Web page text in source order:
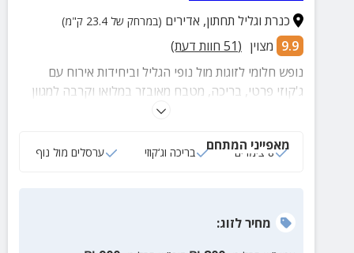
כנרת וגליל תחתון, אדירים (במרחק של 23.4 ק"מ)
9.9 מצוין (
51 חוות דעת)
נופש חלומי לזוגות מול נופי הגליל וביחידות אירוח עם
ג'קוזי פרטי, בריכה, מטבח מאובזר במלואו וקרבה למגוון
מאפייני המתחם
8 צימרים בריכה וג‘קוזי ערסלים מול נוף
מחירלזוג: